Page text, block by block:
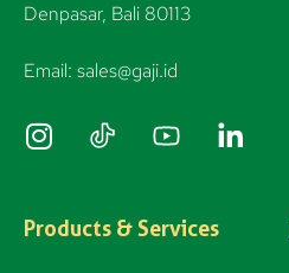
Denpasar, Bali 80113
Email: sales@gaji.id
I
t
Products & Services